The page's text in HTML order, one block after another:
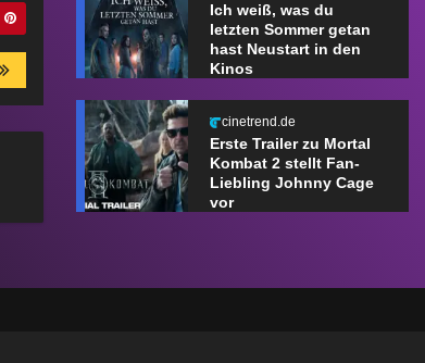
Ich weiß, was du
letzten Sommer getan
hast Neustart in den
Kinos
cinetrend.de
Erste Trailer zu Mortal
Kombat 2 stellt Fan-
Liebling Johnny Cage
vor